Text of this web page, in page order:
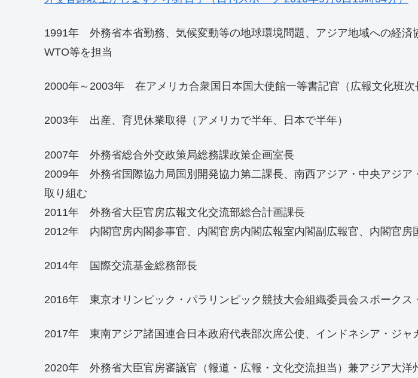
1991年 外務省本省勤務、気候変動等の地球環境問題、アジア地域への経済
WTO等を担当
2000年～2003年 在アメリカ合衆国日本国大使館一等書記官（広報文化班次
2003年 出産、育児休業取得（アメリカで半年、日本で半年）
2007年 外務省総合外交政策局総務課政策企画室長
2009年 外務省国際協力局国別開発協力第二課長、南西アジア・中央アジア
取り組む
2011年 外務省大臣官房広報文化交流部総合計画課長
2012年 内閣官房内閣参事官、内閣官房内閣広報室内閣副広報官、内閣官房
2014年 国際交流基金総務部長
2016年 東京オリンピック・パラリンピック競技大会組織委員会スポークス
2017年 東南アジア諸国連合日本政府代表部次席公使、インドネシア・ジャ
2020年 外務省大臣官房審議官（報道・広報・文化交流担当）兼アジア大洋